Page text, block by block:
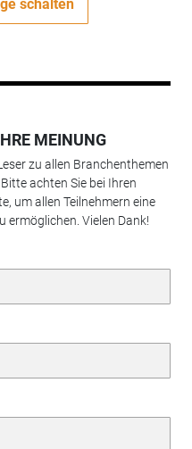
schalten
MEINUNG
zu allen Branchenthemen
achten Sie bei Ihren
um allen Teilnehmern eine
ermöglichen. Vielen Dank!